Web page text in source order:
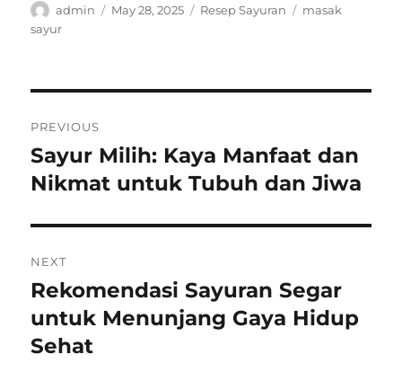
Author
admin
Posted
May 28, 2025 Categories
Resep Sayuran Tags
masak
sayur
navigation
PREVIOUS
Previous
post:
Sayur Milih: Kaya Manfaat dan
Nikmat untuk Tubuh dan Jiwa
NEXT
Next
post:
Rekomendasi Sayuran Segar
untuk Menunjang Gaya Hidup
Sehat